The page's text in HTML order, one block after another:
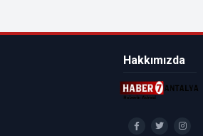
Hakkımızda